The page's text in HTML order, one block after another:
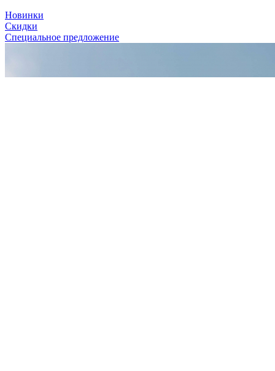
Новинки
Скидки
Специальное предложение